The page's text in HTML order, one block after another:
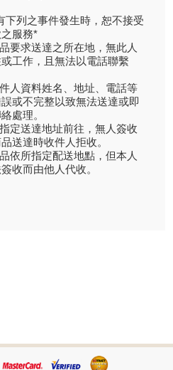
下列之事件發生時，恕不接受
服務*
要求送達之所在地，無此人
或工作，且無法以電話聯繫
人資料姓名、地址、電話等
或不完整以致無法送達或即
處理。
定送達地址前往，無人簽收
送達時收件人拒收。
依所指定配送地點，但本人
收而由他人代收。